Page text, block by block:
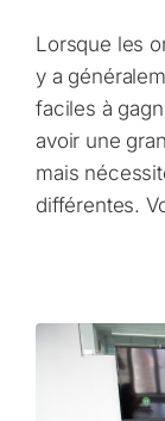
Lorsque les
y a
faciles à
avoir une
mais
différentes.